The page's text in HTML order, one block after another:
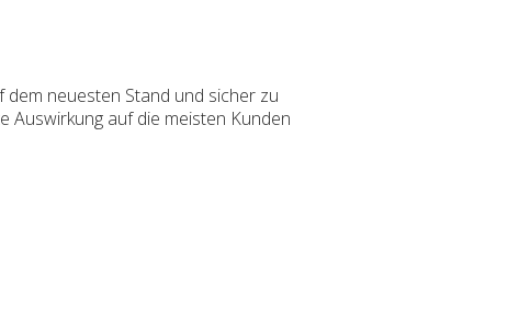
neuesten Stand und sicher zu
Auswirkung auf die meisten Kunden